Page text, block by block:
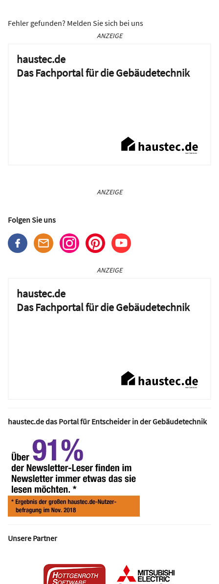
Fehler gefunden? Melden Sie sich bei uns
ANZEIGE
haustec.de
Das Fachportal für die Gebäudetechnik
ANZEIGE
Folgen Sie uns
ANZEIGE
haustec.de
Das Fachportal für die Gebäudetechnik
haustec.de das Portal für Entscheider in der Gebäudetechnik
Unsere Partner